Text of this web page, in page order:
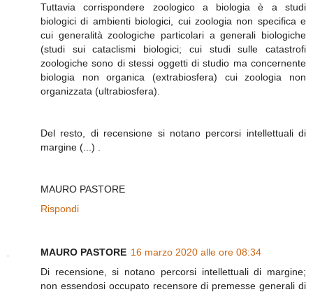
Tuttavia corrispondere zoologico a biologia è a studi
biologici di ambienti biologici, cui zoologia non specifica e
cui generalità zoologiche particolari a generali biologiche
(studi sui cataclismi biologici; cui studi sulle catastrofi
zoologiche sono di stessi oggetti di studio ma concernente
biologia non organica (extrabiosfera) cui zoologia non
organizzata (ultrabiosfera).
Del resto, di recensione si notano percorsi intellettuali di
margine (...) .
MAURO PASTORE
Rispondi
MAURO PASTORE 16 marzo 2020 alle ore 08:34
Di recensione, si notano percorsi intellettuali di margine;
non essendosi occupato recensore di premesse generali di